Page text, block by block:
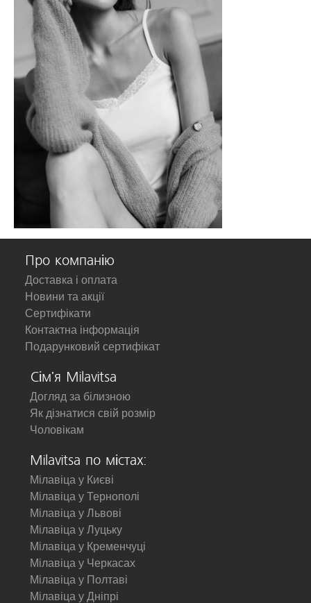
Про компанію
Доставка і оплата
Новини та акції
Сертифікати
Контактна інформація
Подарунковий сертифікат
Сім'я Milavitsa
Догляд за білизною
Як дізнатися свій розмір
Чоловікам
Milavitsa по містах:
Мілавіца у Києві
Мілавіца у Тернополі
Мілавіца у Львові
Мілавіца у Луцьку
Мілавіца у Кременчуці
Мілавіца у Черкасах
Мілавіца у Полтаві
Мілавіца у Дніпрі